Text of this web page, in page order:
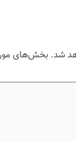
شد. بخش‌های